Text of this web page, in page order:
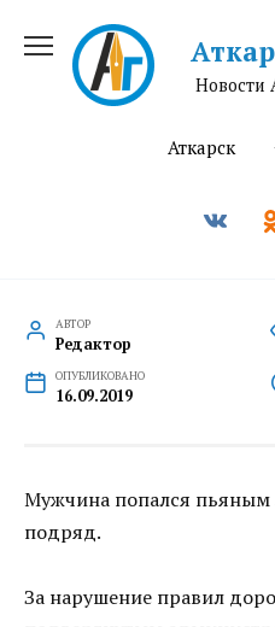
содержанию
Новости
Аткарск
АВТОР
Редактор
ОПУБЛИКОВАНО
16.09.2019
Мужчина попался пьяным
подряд.
За нарушение правил